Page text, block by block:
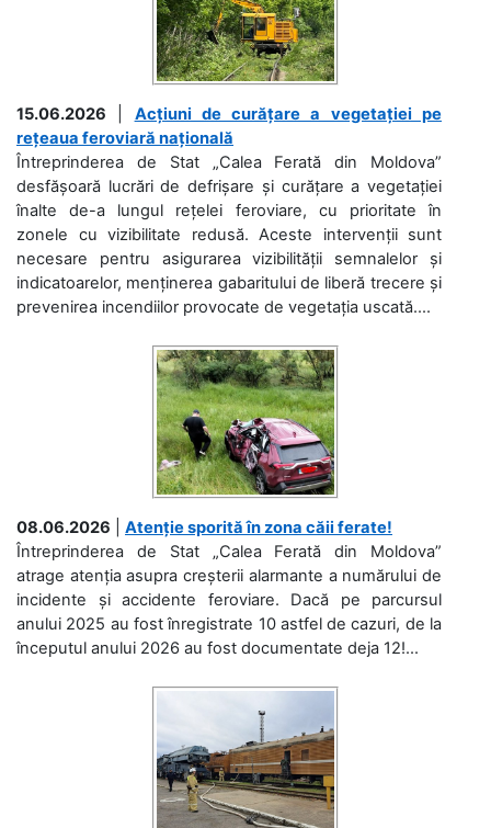
15.06.2026
Acțiuni de curățare a vegetației pe
rețeaua feroviară națională
Întreprinderea de Stat „Calea Ferată din Moldova”
desfășoară lucrări de defrișare și curățare a vegetației
înalte de-a lungul rețelei feroviare, cu prioritate în
zonele cu vizibilitate redusă. Aceste intervenții sunt
necesare pentru asigurarea vizibilității semnalelor și
indicatoarelor, menținerea gabaritului de liberă trecere și
prevenirea incendiilor provocate de vegetația uscată....
08.06.2026
Atenție sporită în zona căii ferate!
Întreprinderea de Stat „Calea Ferată din Moldova”
atrage atenția asupra creșterii alarmante a numărului de
incidente și accidente feroviare. Dacă pe parcursul
anului 2025 au fost înregistrate 10 astfel de cazuri, de la
începutul anului 2026 au fost documentate deja 12!...